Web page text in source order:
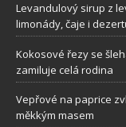
Levandulový sirup z
limonády, čaje i
Kokosové řezy se
zamiluje celá rodina
Vepřové na paprice
měkkým masem